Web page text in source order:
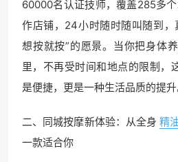
60000名认证技师，覆盖285多
作店铺，24小时随时随叫随到，
想按就按”的愿景。当你把身体
里，不再受时间和地点的限制，
是便捷，更是一种生活品质的提升
二、同城按摩新体验：从全身 精
一款适合你